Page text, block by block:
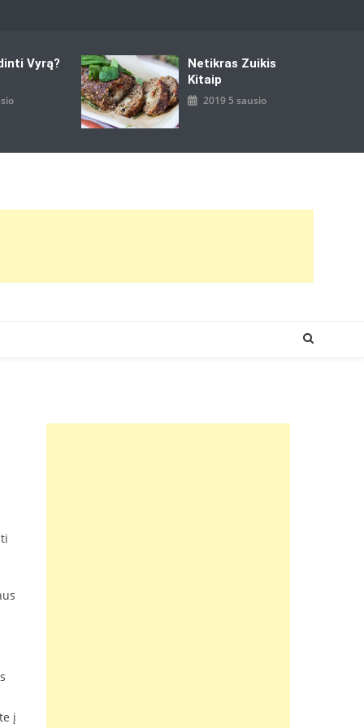
Vyrą?
Netikras Zuikis
Kitaip
2019 5 sausio
į